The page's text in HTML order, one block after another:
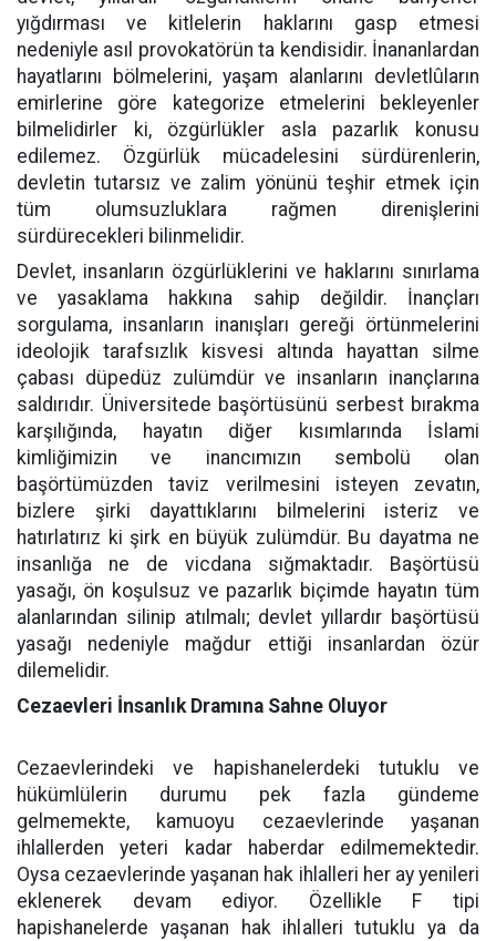
yığdırması ve kitlelerin haklarını gasp etmesi
nedeniyle asıl provokatörün ta kendisidir. İnananlardan
hayatlarını bölmelerini, yaşam alanlarını devletlûların
emirlerine göre kategorize etmelerini bekleyenler
bilmelidirler ki, özgürlükler asla pazarlık konusu
edilemez. Özgürlük mücadelesini sürdürenlerin,
devletin tutarsız ve zalim yönünü teşhir etmek için
tüm olumsuzluklara rağmen direnişlerini
sürdürecekleri bilinmelidir.
Devlet, insanların özgürlüklerini ve haklarını sınırlama
ve yasaklama hakkına sahip değildir. İnançları
sorgulama, insanların inanışları gereği örtünmelerini
ideolojik tarafsızlık kisvesi altında hayattan silme
çabası düpedüz zulümdür ve insanların inançlarına
saldırıdır. Üniversitede başörtüsünü serbest bırakma
karşılığında, hayatın diğer kısımlarında İslami
kimliğimizin ve inancımızın sembolü olan
başörtümüzden taviz verilmesini isteyen zevatın,
bizlere şirki dayattıklarını bilmelerini isteriz ve
hatırlatırız ki şirk en büyük zulümdür. Bu dayatma ne
insanlığa ne de vicdana sığmaktadır. Başörtüsü
yasağı, ön koşulsuz ve pazarlık biçimde hayatın tüm
alanlarından silinip atılmalı; devlet yıllardır başörtüsü
yasağı nedeniyle mağdur ettiği insanlardan özür
dilemelidir.
Cezaevleri İnsanlık Dramına Sahne Oluyor
Cezaevlerindeki ve hapishanelerdeki tutuklu ve
hükümlülerin durumu pek fazla gündeme
gelmemekte, kamuoyu cezaevlerinde yaşanan
ihlallerden yeteri kadar haberdar edilmemektedir.
Oysa cezaevlerinde yaşanan hak ihlalleri her ay yenileri
eklenerek devam ediyor. Özellikle F tipi
hapishanelerde yaşanan hak ihlalleri tutuklu ya da